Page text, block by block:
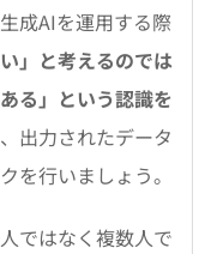
成AIを運用する際
」と考えるのでは
る」という認識を
出力されたデータ
を行いましょう。
ではなく複数人で